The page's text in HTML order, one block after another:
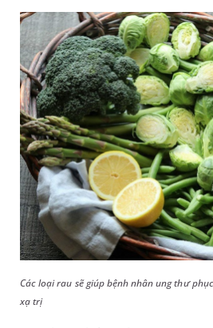
Các loại rau sẽ giúp bệnh nhân ung thư
xạ trị